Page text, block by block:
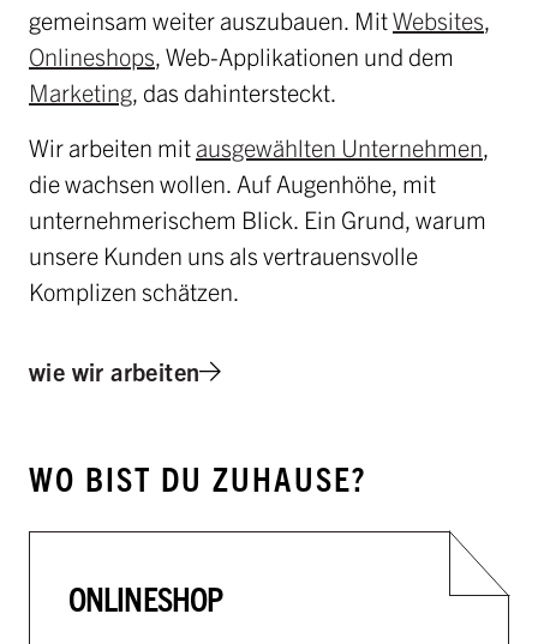
gemeinsam weiter auszubauen. MitWebsites
Onlineshops , Web-Applikationen und dem
Marketing , das dahintersteckt.
Wir arbeiten mit ausgewählten Unternehmen
die wachsen wollen. Auf Augenhöhe, mit
unternehmerischem Blick. Ein Grund, warum
unsere Kunden uns als vertrauensvolle
Komplizen schätzen.
wie wir arbeiten
WO BIST DU ZUHAUSE?
ONLINESHOP